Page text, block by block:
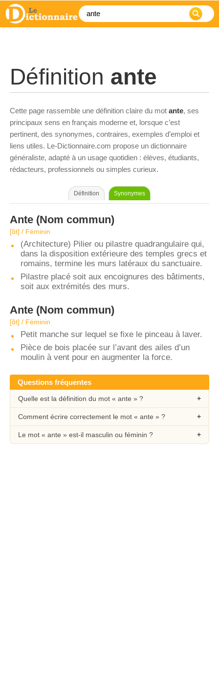
Définition ante
Cette page rassemble une définition claire du mot ante, ses
principaux sens en français moderne et, lorsque c’est
pertinent, des synonymes, contraires, exemples d’emploi et
liens utiles. Le-Dictionnaire.com propose un dictionnaire
généraliste, adapté à un usage quotidien : élèves, étudiants,
rédacteurs, professionnels ou simples curieux.
Définition Synonymes
Ante (Nom commun)
[ɑ̃t] / Féminin
(Architecture) Pilier ou pilastre quadrangulaire qui,
dans la disposition extérieure des temples grecs et
romains, termine les murs latéraux du sanctuaire.
Pilastre placé soit aux encoignures des bâtiments,
soit aux extrémités des murs.
Ante (Nom commun)
[ɑ̃t] / Féminin
Petit manche sur lequel se fixe le pinceau à laver.
Pièce de bois placée sur l’avant des ailes d’un
moulin à vent pour en augmenter la force.
Questions fréquentes
Quelle est la définition du mot « ante » ?
Comment écrire correctement le mot « ante » ?
Le mot « ante » est-il masculin ou féminin ?